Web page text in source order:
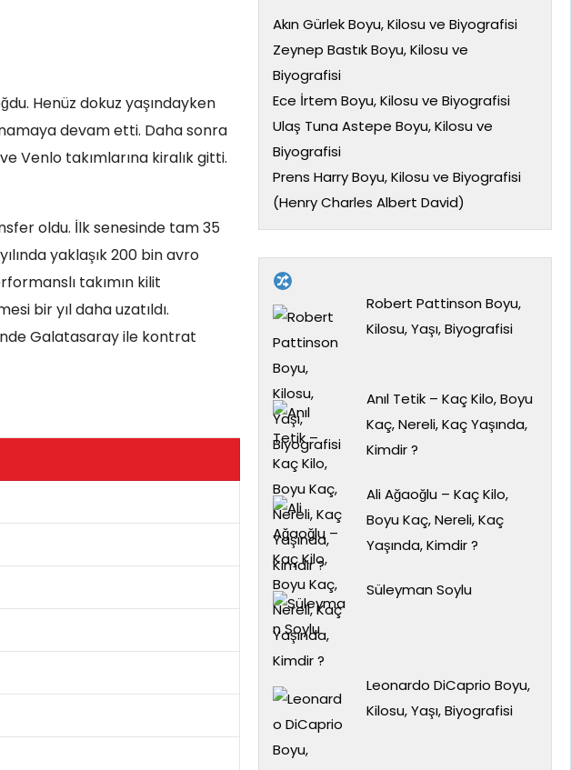
Henüz dokuz yaşındayken
devam etti. Daha sonra
Venlo takımlarına kiralık gitti.
oldu. İlk senesinde tam 35
yaklaşık 200 bin avro
takımın kilit
bir yıl daha uzatıldı.
Galatasaray ile kontrat
Akın Gürlek Boyu, Kilosu ve Biyografisi
Zeynep Bastık Boyu, Kilosu ve
Biyografisi
Ece İrtem Boyu, Kilosu ve Biyografisi
Ulaş Tuna Astepe Boyu, Kilosu ve
Biyografisi
Prens Harry Boyu, Kilosu ve Biyografisi
(Henry Charles Albert David)
Robert Pattinson Boyu,
Kilosu, Yaşı, Biyografisi
Anıl Tetik – Kaç Kilo, Boyu
Kaç, Nereli, Kaç Yaşında,
Kimdir ?
Ali Ağaoğlu – Kaç Kilo,
Boyu Kaç, Nereli, Kaç
Yaşında, Kimdir ?
Süleyman Soylu
Leonardo DiCaprio Boyu,
Kilosu, Yaşı, Biyografisi